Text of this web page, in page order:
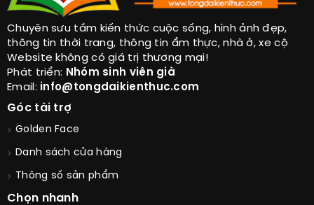
Chuyên sưu tầm kiến thức cuộc sống, hình ảnh đẹp,
thông tin thời trang, thông tin ẩm thực, nhà ở, xe cộ
Website không có giá trị thương mại!
Phát triển: Nhóm sinh viên già
Email: info@tongdaikienthuc.com
Góc tài trợ
Golden Face
Danh sách cửa hàng
Thông số sản phẩm
Chọn nhanh